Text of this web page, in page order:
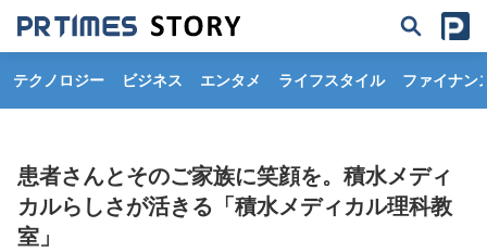
テクノロジー ビジネス エンタメ ライフスタイル ファイナン
患者さんとそのご家族に笑顔を。積水メディ
カルらしさが活きる「積水メディカル理科教
室」